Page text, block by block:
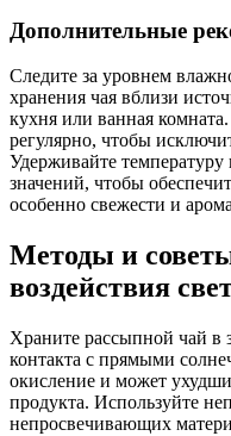
Дополнительные
Следите за уровнем
хранения чая вблизи
кухня или ванная
регулярно, чтобы
Удерживайте
значений, чтобы
особенно свежести и
Методы и
воздействия
Храните рассыпной чай в
контакта с прямыми
окисление и может
продукта. Используйте
непросвечивающих